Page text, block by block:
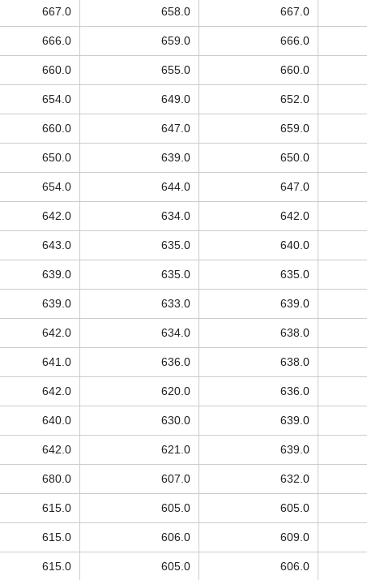
667.0 658.0 667.0
666.0 659.0 666.0
660.0 655.0 660.0
654.0 649.0 652.0
660.0 647.0 659.0
650.0 639.0 650.0
654.0 644.0 647.0
642.0 634.0 642.0
643.0 635.0 640.0
639.0 635.0 635.0
639.0 633.0 639.0
642.0 634.0 638.0
641.0 636.0 638.0
642.0 620.0 636.0
640.0 630.0 639.0
642.0 621.0 639.0
680.0 607.0 632.0
615.0 605.0 605.0
615.0 606.0 609.0
615.0 605.0 606.0